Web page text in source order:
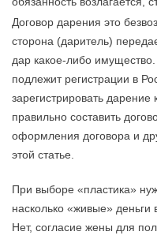
Договор дарения это
сторона (даритель)
дар какое-либо
подлежит регистрации в
зарегистрировать
правильно составить
оформления договора и
этой статье.
При выборе «пластика»
насколько «живые» деньги
Нет, согласие жены для